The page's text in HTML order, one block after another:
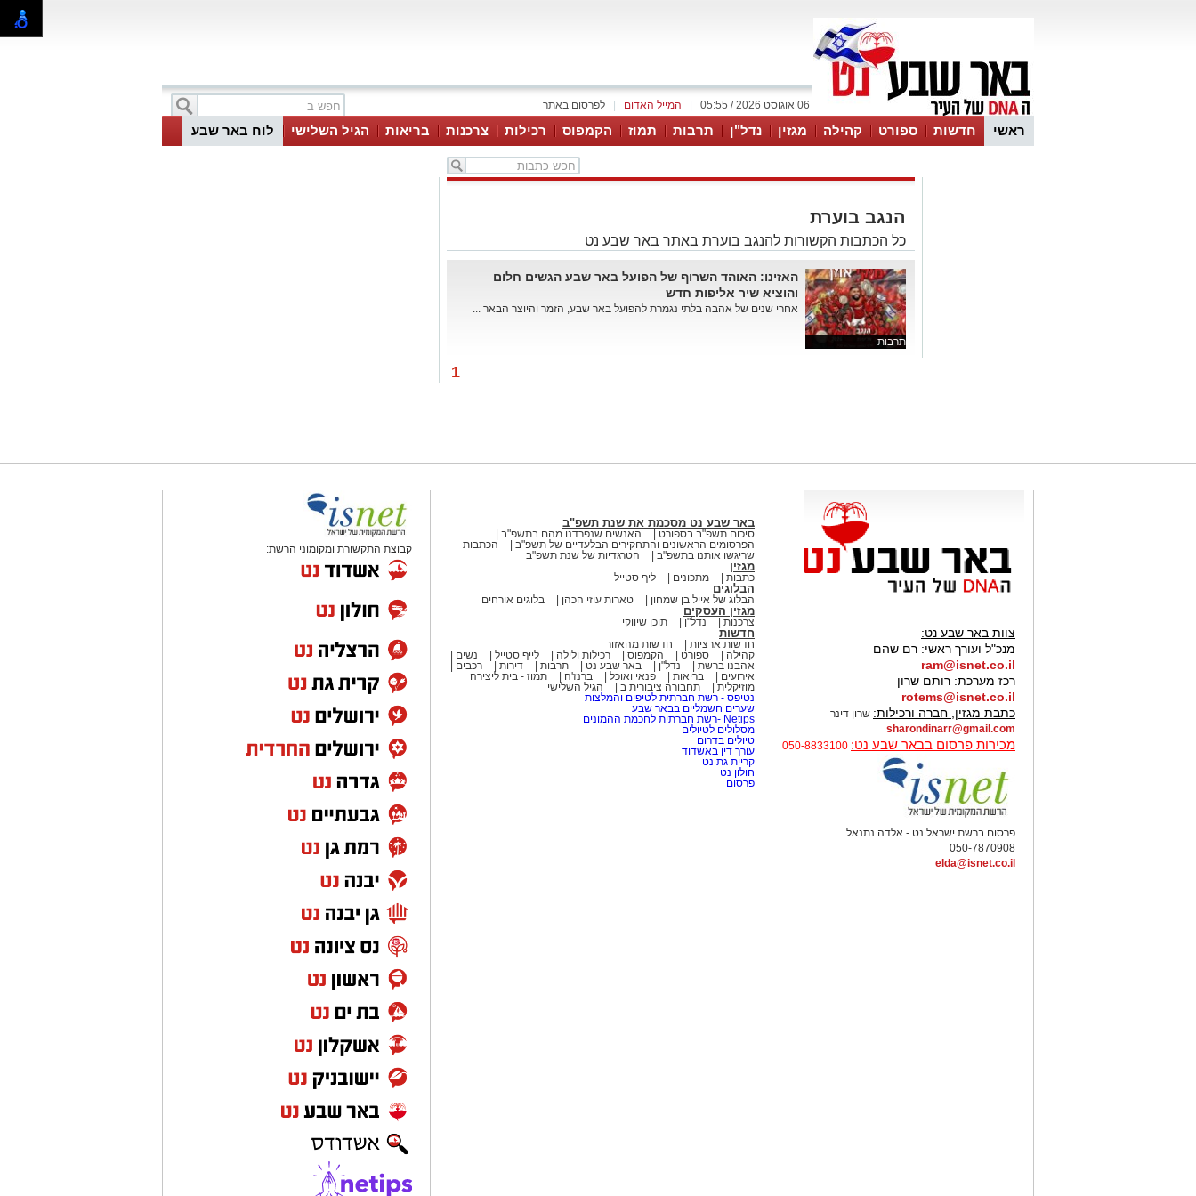
לפרסום באתר המייל האדום 06 אוגוסט 2026 / 05:55
ראשי חדשות ספורט קהילה מגזין נדל"ן תרבות תמוז הקמפוס רכילות צרכנות בריאות הגיל השלישי
לוח באר שבע
הנגב בוערת
כל הכתבות הקשורות להנגב בוערת באתר באר שבע נט
תרבות
האזינו: האוהד השרוף של הפועל באר שבע הגשים חלום
והוציא שיר אליפות חדש
אחרי שנים של אהבה בלתי נגמרת להפועל באר שבע, הזמר והיוצר הבאר ...
1
צוות באר שבע נט:
מנכ"ל ועורך ראשי: רם שהם
ram@isnet.co.il
רכז מערכת: רותם שרון
rotems@isnet.co.il
כתבת מגזין, חברה ורכילות: שרון דינר
sharondinarr@gmail.com
מכירות פרסום בבאר שבע נט: 050-8833100
פרסום ברשת ישראל נט - אלדה נתנאל
050-7870908
elda@isnet.co.il
באר שבע נט מסכמת את שנת תשפ"ב
סיכום תשפ"ב בספורט
האנשים שנפרדנו מהם בתשפ"ב
הפרסומים הראשונים והתחקירים הבלעדיים של תשפ"ב
הכתבות
שריגשו אותנו בתשפ"ב
הטרגדיות של שנת תשפ"ב
מגזין
כתבות מתכונים ליף סטייל
הבלוגים
הבלוג של אייל בן שמחון טארות עוזי הכהן בלוגים אורחים
מגזין העסקים
צרכנות נדל"ן תוכן שיווקי
חדשות
חדשות ארציות
חדשות מהאזור
קהילה
ספורט הקמפוס רכילות ולילה לייף סטייל
נשים
אהבנו ברשת
נדל"ן באר שבע נט תרבות דירות
רכבים
אירועים
בריאות פנאי ואוכל ברנז'ה
תמוז - בית ליצירה
מוזיקלית
תחבורה ציבורית ב
הגיל השלישי
נטיפס - רשת חברתית לטיפים והמלצות
שערים חשמליים בבאר שבע
Netips -רשת חברתית לחכמת ההמונים
מסלולים לטיולים
טיולים בדרום
עורך דין באשדוד
קריית גת נט
חולון נט
פרסום
קבוצת התקשורת ומקומוני הרשת: